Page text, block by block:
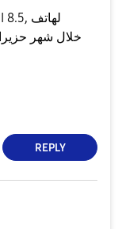
REPLY